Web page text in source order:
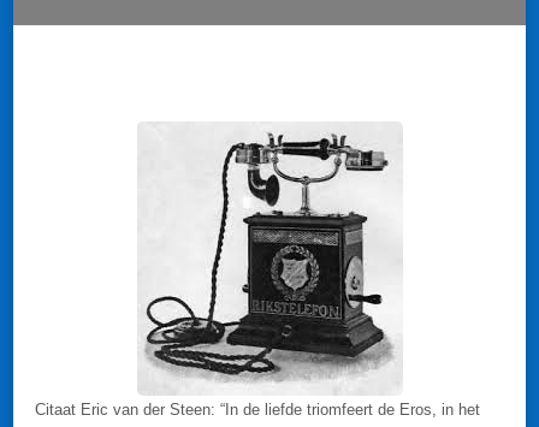
Citaat Eric van der Steen: “In de liefde triomfeert de Eros, in het